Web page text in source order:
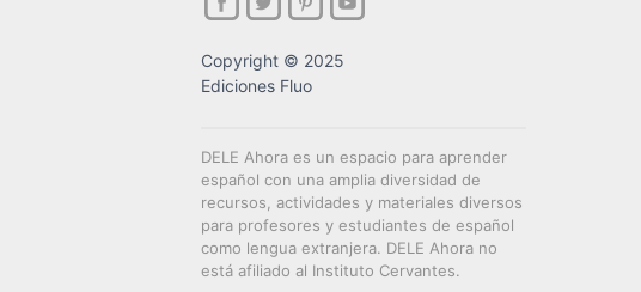
Copyright © 2025
Ediciones Fluo
DELE Ahora es un espacio para aprender
español con una amplia diversidad de
recursos, actividades y materiales diversos
para profesores y estudiantes de español
como lengua extranjera. DELE Ahora no
está afiliado al Instituto Cervantes.